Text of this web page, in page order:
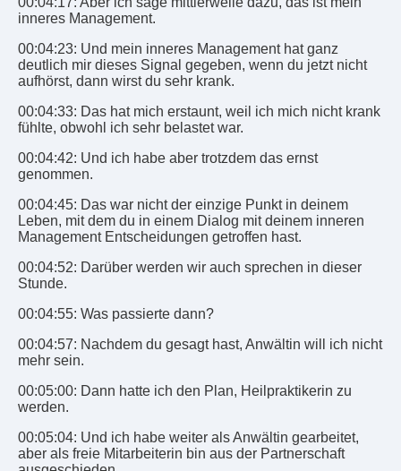
inneres Management.
00:04:23: Und mein inneres Management hat ganz
deutlich mir dieses Signal gegeben, wenn du jetzt nicht
aufhörst, dann wirst du sehr krank.
00:04:33: Das hat mich erstaunt, weil ich mich nicht krank
fühlte, obwohl ich sehr belastet war.
00:04:42: Und ich habe aber trotzdem das ernst
genommen.
00:04:45: Das war nicht der einzige Punkt in deinem
Leben, mit dem du in einem Dialog mit deinem inneren
Management Entscheidungen getroffen hast.
00:04:52: Darüber werden wir auch sprechen in dieser
Stunde.
00:04:55: Was passierte dann?
00:04:57: Nachdem du gesagt hast, Anwältin will ich nicht
mehr sein.
00:05:00: Dann hatte ich den Plan, Heilpraktikerin zu
werden.
00:05:04: Und ich habe weiter als Anwältin gearbeitet,
aber als freie Mitarbeiterin bin aus der Partnerschaft